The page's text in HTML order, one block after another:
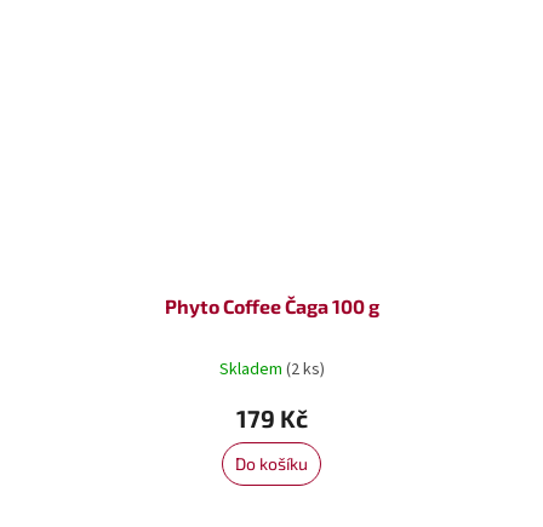
Phyto Coffee Čaga 100 g
Skladem (2 ks)
179 Kč
Do košíku